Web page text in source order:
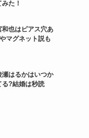
た！
和也はピアス穴あ
マグネット説も
瀬はるかはいつか
る?結婚は秒読